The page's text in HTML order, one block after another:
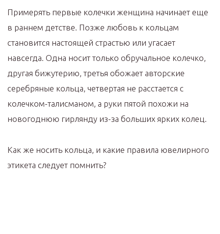
Примерять первые колечки женщина начинает еще
в раннем детстве. Позже любовь к кольцам
становится настоящей страстью или угасает
навсегда. Одна носит только обручальное колечко,
другая бижутерию, третья обожает авторские
серебряные кольца, четвертая не расстается с
колечком-талисманом, а руки пятой похожи на
новогоднюю гирлянду из-за больших ярких колец.
Как же носить кольца, и какие правила ювелирного
этикета следует помнить?